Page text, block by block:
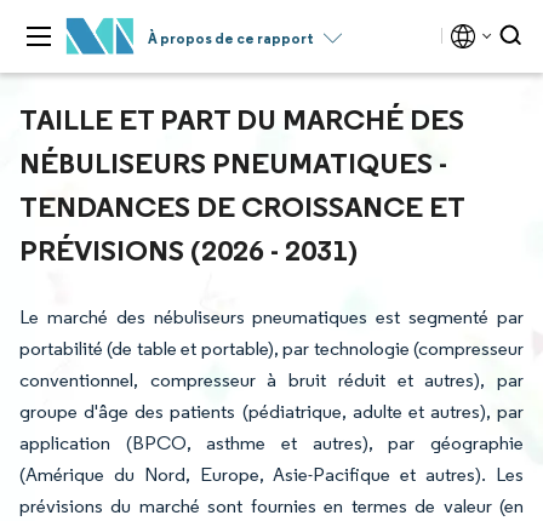
À propos de ce rapport
TAILLE ET PART DU MARCHÉ DES
NÉBULISEURS PNEUMATIQUES -
TENDANCES DE CROISSANCE ET
PRÉVISIONS (2026 - 2031)
Le marché des nébuliseurs pneumatiques est segmenté par
portabilité (de table et portable), par technologie (compresseur
conventionnel, compresseur à bruit réduit et autres), par
groupe d'âge des patients (pédiatrique, adulte et autres), par
application (BPCO, asthme et autres), par géographie
(Amérique du Nord, Europe, Asie-Pacifique et autres). Les
prévisions du marché sont fournies en termes de valeur (en